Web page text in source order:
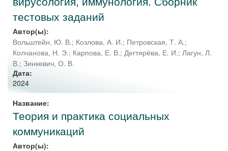
тестовых заданий
Автор(ы):
Вольштейн, Ю. В.; Козлова, А. И.; Петровская, Т. А.;
Колчанова, Н. Э.; Карпова, Е. В.; Дегтярёва, Е. И.; Лагун, Л.
В.; Зинкевич, О. В.
Дата:
2024
Название:
Теория и практика социальных
коммуникаций
Автор(ы):